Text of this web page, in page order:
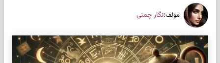
مولف:نگار چمنی